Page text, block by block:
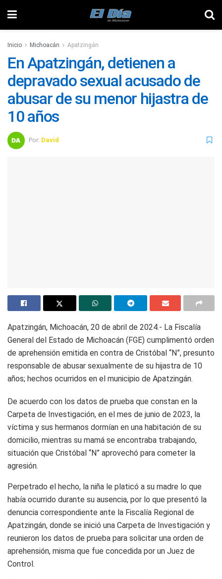
Inicio Michoacán Apatzingán
En Apatzingán, detienen a
depravado sexual acusado de
abusar de su menor hijastra de
10 años
Por: David
Apatzingán, Michoacán, 20 de abril de 2024.- La Fiscalía
General del Estado de Michoacán (FGE) cumplimentó orden
de aprehensión emitida en contra de Cristóbal “N”, presunto
responsable de abusar sexualmente de su hijastra de 10
años; hechos ocurridos en el municipio de Apatzingán.
De acuerdo con los datos de prueba que constan en la
Carpeta de Investigación, en el mes de junio de 2023, la
víctima y sus hermanos dormían en una habitación de su
domicilio, mientras su mamá se encontraba trabajando,
situación que Cristóbal “N” aprovechó para cometer la
agresión.
Perpetrado el hecho, la niña le platicó a su madre lo que
había ocurrido durante su ausencia, por lo que presentó la
denuncia correspondiente ante la Fiscalía Regional de
Apatzingán, donde se inició una Carpeta de Investigación y
reunieron los datos de prueba para solicitar una orden de
aprehensión, misma que fue concedida por un Juez de
Control.